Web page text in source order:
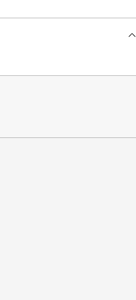
Wasser (5 Liter) geben. Mit einem